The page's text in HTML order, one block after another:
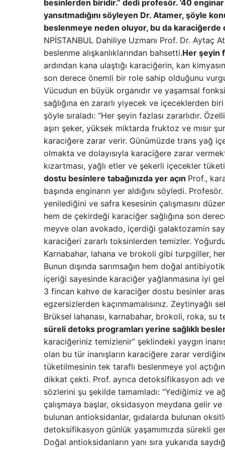
besinlerden biridir.” dedi profesör. '40
yansıtmadığını söyleyen Dr. Atamer, şöyle
beslenmeye neden oluyor, bu da karaciğerde
NPİSTANBUL Dahiliye Uzmanı Prof. Dr. Aytaç
beslenme alışkanlıklarından bahsetti.Her şeyin
ardından kana ulaştığı karaciğerin, kan
son derece önemli bir role sahip olduğunu
Vücudun en büyük organıdır ve yaşamsal
sağlığına en zararlı yiyecek ve içeceklerden
şöyle sıraladı: “Her şeyin fazlası zararlıdır.
aşırı şeker, yüksek miktarda fruktoz ve mısır
karaciğere zarar verir. Günümüzde trans yağ
olmakta ve dolayısıyla karaciğere zarar
kızartması, yağlı etler ve şekerli içecekler
dostu besinlere tabağınızda yer açın Prof.,
başında enginarın yer aldığını söyledi.
yenilediğini ve safra kesesinin çalışmasını
hem de çekirdeği karaciğer sağlığına son
meyve olan avokado, içerdiği galaktozamin
karaciğeri zararlı toksinlerden temizler.
Karnabahar, lahana ve brokoli gibi turpgiller,
Bunun dışında sarımsağın hem doğal
içeriği sayesinde karaciğer yağlanmasına iyi
3 fincan kahve de karaciğer dostu besinler
egzersizlerden kaçınmamalısınız. Zeytinyağlı
Brüksel lahanası, karnabahar, brokoli, roka, su
süreli detoks programları yerine sağlıklı
karaciğeriniz temizlenir” şeklindeki yaygın
olan bu tür inanışların karaciğere zarar
tüketilmesinin tek taraflı beslenmeye yol
dikkat çekti. Prof. ayrıca detoksifikasyon adı
sözlerini şu şekilde tamamladı: “Yediğimiz ve
çalışmaya başlar, oksidasyon meydana gelir
bulunan antioksidanlar, gıdalarda bulunan
detoksifikasyon günlük yaşamımızda sürekli
Doğal antioksidanların yanı sıra yukarıda